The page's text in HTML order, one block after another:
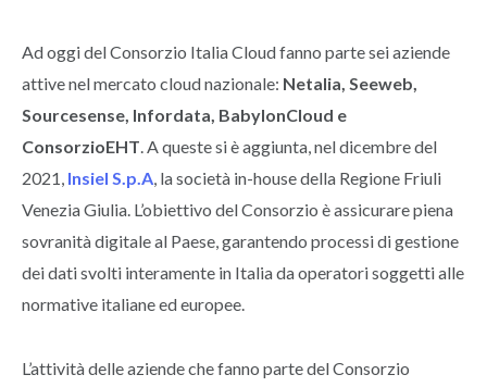
Ad oggi del Consorzio Italia Cloud fanno parte sei aziende
attive nel mercato cloud nazionale: Netalia, Seeweb,
Sourcesense, Infordata, BabylonCloud e
ConsorzioEHT. A queste si è aggiunta, nel dicembre del
2021, Insiel S.p.A, la società in-house della Regione Friuli
Venezia Giulia. L’obiettivo del Consorzio è assicurare piena
sovranità digitale al Paese, garantendo processi di gestione
dei dati svolti interamente in Italia da operatori soggetti alle
normative italiane ed europee.
L’attività delle aziende che fanno parte del Consorzio